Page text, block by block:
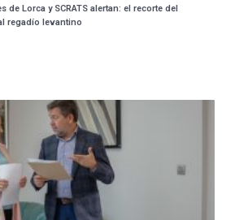
de Lorca y SCRATS alertan: el recorte del
regadío levantino